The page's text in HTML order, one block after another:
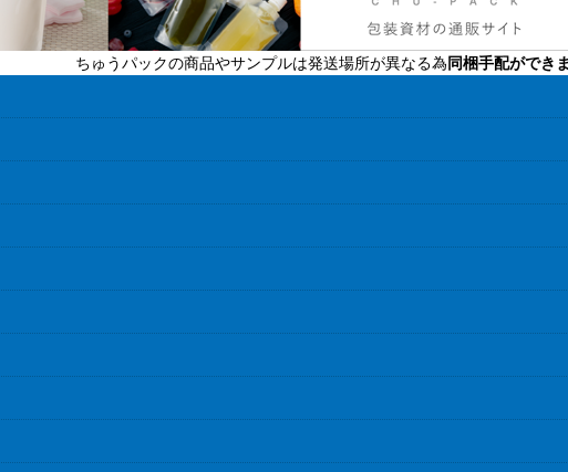
ちゅうパックの商品やサンプルは発送場所が異なる為同梱手配ができ